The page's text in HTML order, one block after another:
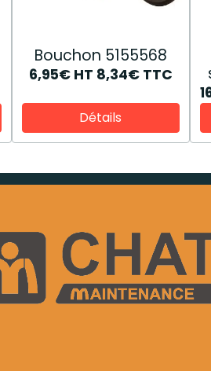
Bouchon 5155568
6,95€ HT 8,34€ TTC
Détails